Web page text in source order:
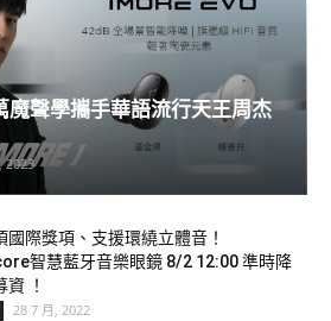
魔聲學攜手華語流行天王周杰
2023
國際獎項、支援環繞立體音！
智慧藍牙音樂眼鏡 8/2 12:00 準時降
！
28 7 月, 2022